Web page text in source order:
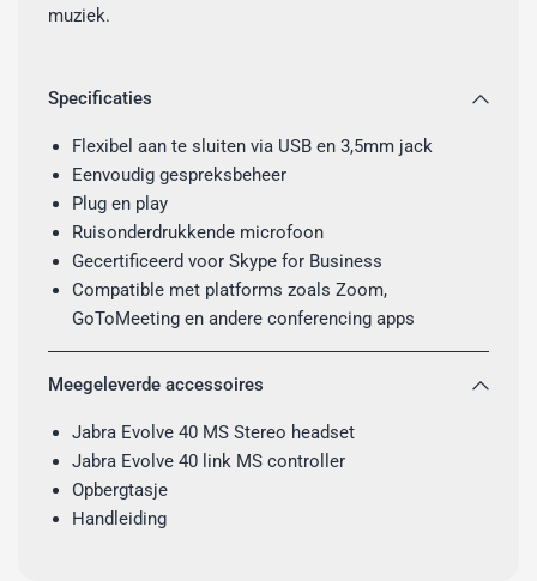
muziek.
Specificaties
Flexibel aan te sluiten via USB en 3,5mm jack
Eenvoudig gespreksbeheer
Plug en play
Ruisonderdrukkende microfoon
Gecertificeerd voor Skype for Business
Compatible met platforms zoals Zoom,
GoToMeeting en andere conferencing apps
Meegeleverde accessoires
Jabra Evolve 40 MS Stereo headset
Jabra Evolve 40 link MS controller
Opbergtasje
Handleiding